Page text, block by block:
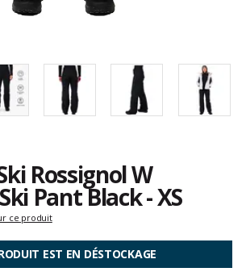
Rossignol W
Pant Black - XS
ce produit
EST EN DÉSTOCKAGE